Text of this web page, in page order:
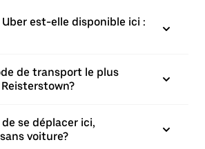
est-elle disponible ici :
de transport le plus
se déplacer ici,
voiture?